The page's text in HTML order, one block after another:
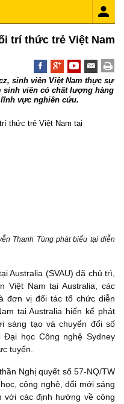
trí thức trẻ Việt Nam
sinh viên Việt Nam thực sự
sinh viên có chất lượng hàng
vực nghiên cứu.
Thanh Tùng phát biểu tại diễn
Australia (SVAU) đã chủ trì,
Việt Nam tại Australia, các
đơn vị đối tác tổ chức diễn
tại Australia hiến kế phát
sáng tạo và chuyển đổi số
học Công nghệ Sydney
tuyến.
Nghị quyết số 57-NQ/TW
công nghệ, đổi mới sáng
với các định hướng về công